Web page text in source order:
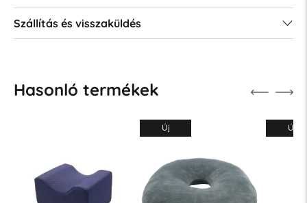
Szállítás és visszaküldés
Hasonló termékek
Új Új